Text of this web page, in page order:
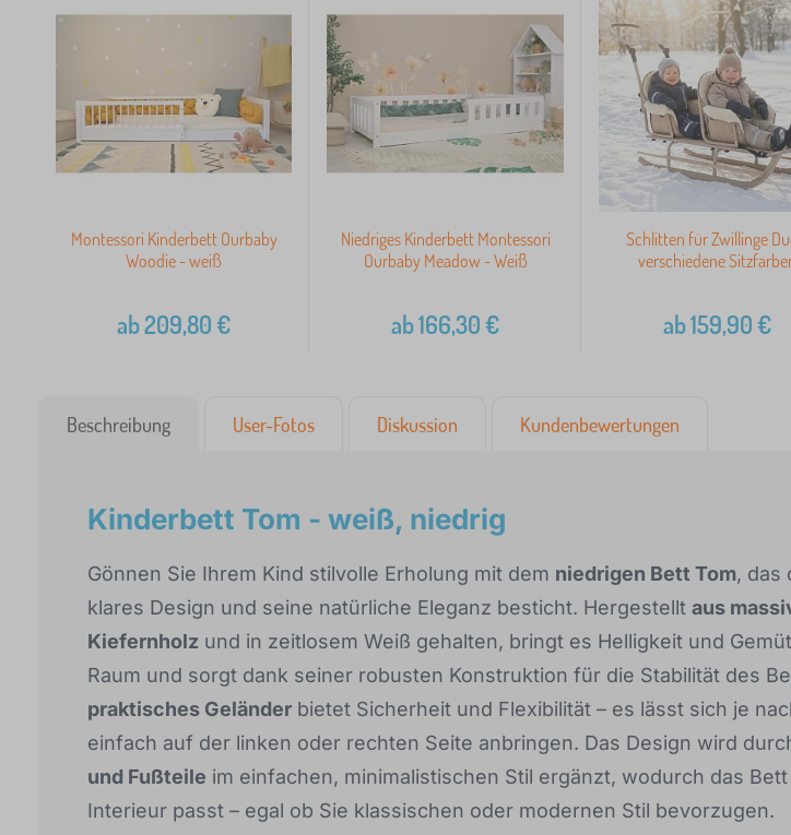
Montessori Kinderbett Ourbaby
Woodie - weiß
ab209,80€
Niedriges Kinderbett Montessori
Ourbaby Meadow - Weiß
ab166,30€
Schlitten für Zwillinge
verschiedene
ab159,90€
Beschreibung User-Fotos Diskussion Kundenbewertungen
Kinderbett Tom - weiß, niedrig
Gönnen Sie Ihrem Kind stilvolle Erholung mit dem niedrigen Bett Tom, das
klares Design und seine natürliche Eleganz besticht. Hergestellt aus
Kiefernholz und in zeitlosem Weiß gehalten, bringt es Helligkeit und
Raum und sorgt dank seiner robusten Konstruktion für die Stabilität des
praktisches Geländer bietet Sicherheit und Flexibilität – es lässt sich je
einfach auf der linken oder rechten Seite anbringen. Das Design wird
und Fußteile im einfachen, minimalistischen Stil ergänzt, wodurch das
Interieur passt – egal ob Sie klassischen oder modernen Stil bevorzugen.